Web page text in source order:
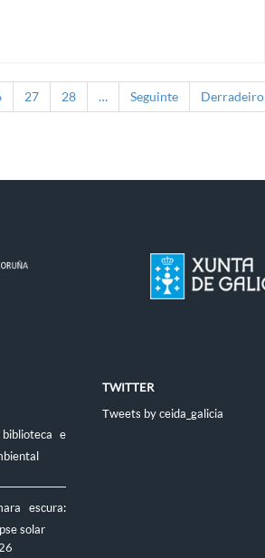
27 28 … Seguinte Derradeiro
e
escura:
solar
TWITTER
Tweets by ceida_galicia